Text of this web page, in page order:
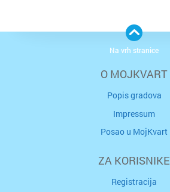
O MOJKVART
Popis gradova
Impressum
Posao u MojKvart
ZA KORISNIKE
Registracija
Na vrh stranice